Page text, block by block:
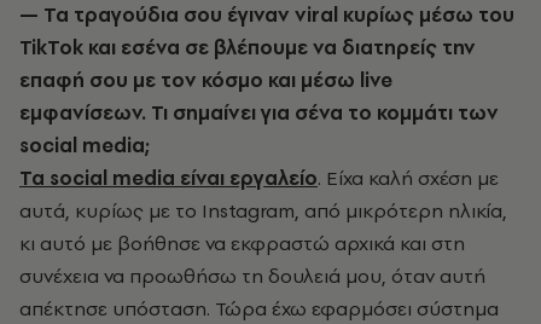
— Τα τραγούδια σου έγιναν viral κυρίως μέσω του
TikTok και εσένα σε βλέπουμε να διατηρείς την
επαφή σου με τον κόσμο και μέσω live
εμφανίσεων. Τι σημαίνει για σένα το κομμάτι των
social media;
Τα social media είναι εργαλείο. Είχα καλή σχέση με
αυτά, κυρίως με το Instagram, από μικρότερη ηλικία,
κι αυτό με βοήθησε να εκφραστώ αρχικά και στη
συνέχεια να προωθήσω τη δουλειά μου, όταν αυτή
απέκτησε υπόσταση. Τώρα έχω εφαρμόσει σύστημα